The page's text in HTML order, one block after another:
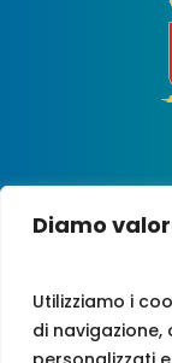
Diamo
Utilizziamo i
di